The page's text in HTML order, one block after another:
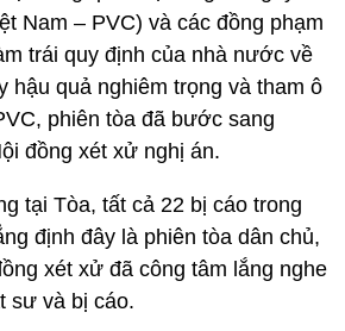
Nam – PVC) và các đồng phạm
trái quy định của nhà nước về
hậu quả nghiêm trọng và tham ô
phiên tòa đã bước sang
đồng xét xử nghị án.
tại Tòa, tất cả 22 bị cáo trong
định đây là phiên tòa dân chủ,
xét xử đã công tâm lắng nghe
sư và bị cáo.